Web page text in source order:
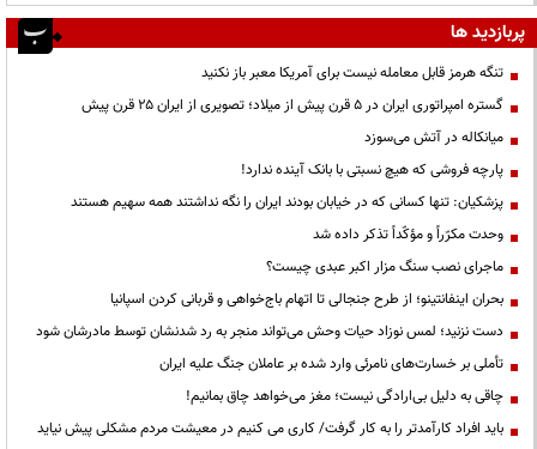
پربازدید ها
تنگه هرمز قابل معامله نیست برای آمریکا معبر باز نکنید
گستره امپراتوری ایران در ۵ قرن پیش از میلاد؛ تصویری از ایران ۲۵ قرن پیش
میانکاله در آتش می‌سوزد
پارچه فروشی که هیچ نسبتی با بانک آینده ندارد!
پزشکیان: تنها کسانی که در خیابان بودند ایران را نگه نداشتند همه سهیم هستند
وحدت مکرّراً و مؤکّداً تذکر داده شد
ماجرای نصب سنگ مزار اکبر عبدی چیست؟
بحران اینفانتینو؛ از طرح جنجالی تا اتهام باج‌خواهی و قربانی کردن اسپانیا
دست نزنید؛ لمس نوزاد حیات وحش می‌تواند منجر به رد شدنشان توسط مادرشان شود
تأملی بر خسارت‌های نامرئی وارد شده بر عاملان جنگ علیه ایران
چاقی به دلیل بی‌ارادگی نیست؛ مغز می‌خواهد چاق بمانیم!
باید افراد کارآمدتر را به کار گرفت/ کاری می کنیم در معیشت مردم مشکلی پیش نیاید